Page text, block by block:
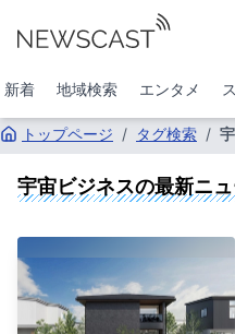
新着 地域検索 エンタメ
トップページ / タグ検索 /
宇宙ビジネスの最新ニ